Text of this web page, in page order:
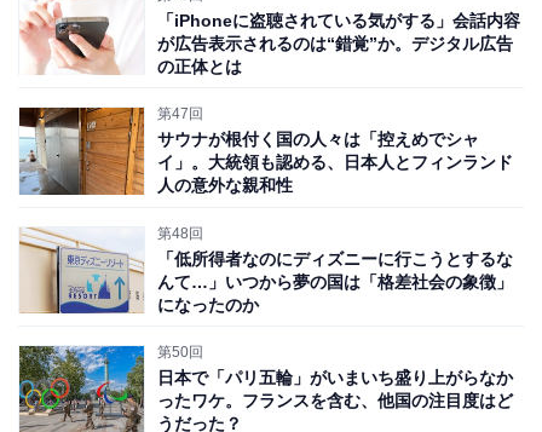
さらに7月21日には、81歳のジョー・バイデン大統領が
体力などの問題で大統領選から撤退を発表した。代わり
にカマラ・ハリス副大統領
主党の候補者になる可能性が高くなった。8月19日から
の民主党全国大会で正式指名される予定だが、ますます
「確トラ」になったという声も聞こえてくる。
では本当に「確トラ」が起きるとすると、世界または日
本にどんな影響を与えるのだろうか——。今回はトラン
プが大統領に復帰した場合に何が起きると考えられるの
かを見ていきたい。
「iPhoneに盗聴されている気がする」会話内容
が広告表示されるのは“錯覚”か。デジタル広告
の正体とは
第47回
サウナが根付く国の人々は「控えめでシャ
イ」。大統領も認める、日本人とフィンランド
人の意外な親和性
第48回
「低所得者なのにディズニーに行こうとするな
んて…」いつから夢の国は「格差社会の象徴」
になったのか
第50回
日本で「パリ五輪」がいまいち盛り上がらなか
ったワケ。フランスを含む、他国の注目度はど
うだった？